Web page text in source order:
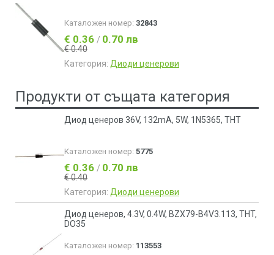
Каталожен номер: 32843
€ 0.36 / 0.70 лв
€ 0.40
Категория: Диоди ценерови
Продукти от същата категория
Диод ценеров 36V, 132mA, 5W, 1N5365, THT
Каталожен номер: 5775
€ 0.36 / 0.70 лв
€ 0.40
Категория: Диоди ценерови
Диод ценеров, 4.3V, 0.4W, BZX79-B4V3.113, THT,
DO35
Каталожен номер: 113553